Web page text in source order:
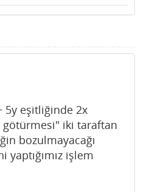
5y eşitliğinde 2x
iki taraftan
bozulmayacağı
yaptığımız işlem